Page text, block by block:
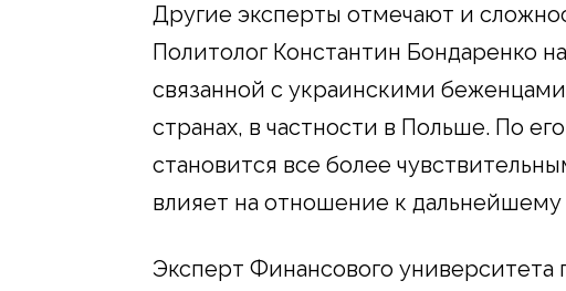
Другие эксперты отмечают и
Политолог Константин Бондаренко
связанной с украинскими
странах, в частности в Польше. По
становится все более
влияет на отношение к
Эксперт Финансового университета